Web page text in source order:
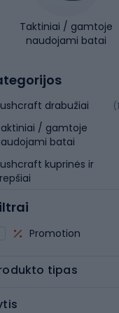
Taktiniai / gamtoje
naudojami batai
drabužiai
/ gamtoje
batai
kuprinės ir
Promotion
tipas